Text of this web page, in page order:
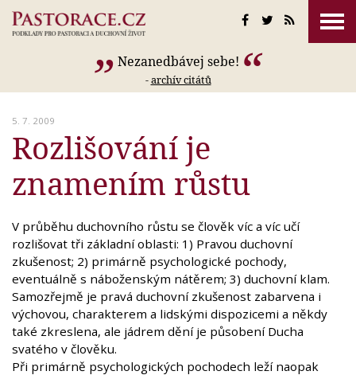
Nezanedbávej sebe!
-archív citátů
5. 7. 2009
Rozlišování je
znamením růstu
V průběhu duchovního růstu se člověk víc a víc učí
rozlišovat tři základní oblasti: 1) Pravou duchovní
zkušenost; 2) primárně psychologické pochody,
eventuálně s náboženským nátěrem; 3) duchovní klam.
Samozřejmě je pravá duchovní zkušenost zabarvena i
výchovou, charakterem a lidskými dispozicemi a někdy
také zkreslena, ale jádrem dění je působení Ducha
svatého v člověku.
Při primárně psychologických pochodech leží naopak